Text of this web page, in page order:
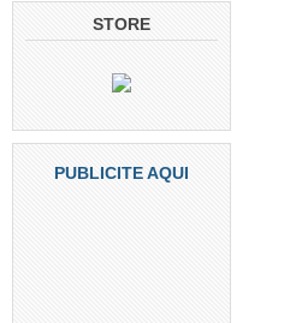
STORE
PUBLICITE AQUI